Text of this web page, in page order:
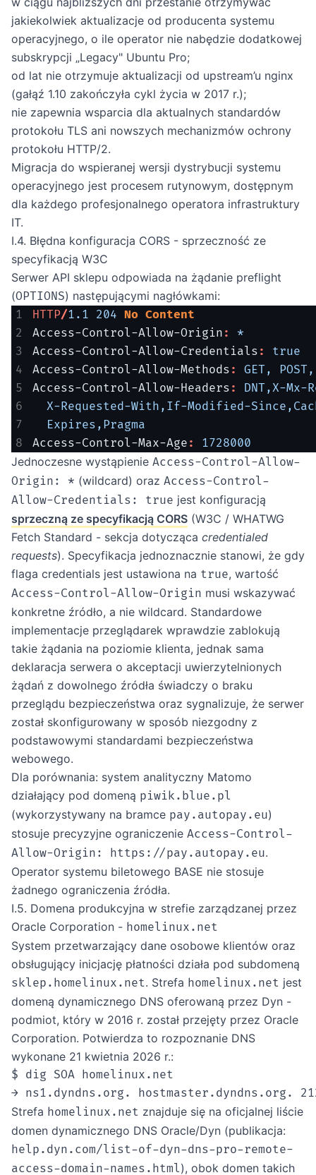
jakiekolwiek aktualizacje od producenta systemu
operacyjnego, o ile operator nie nabędzie dodatkowej
subskrypcji „Legacy" Ubuntu Pro;
od lat nie otrzymuje aktualizacji od upstream’u nginx
(gałąź 1.10 zakończyła cykl życia w 2017 r.);
nie zapewnia wsparcia dla aktualnych standardów
protokołu TLS ani nowszych mechanizmów ochrony
protokołu HTTP/2.
Migracja do wspieranej wersji dystrybucji systemu
operacyjnego jest procesem rutynowym, dostępnym
dla każdego profesjonalnego operatora infrastruktury
IT.
I.4. Błędna konfiguracja CORS - sprzeczność ze
specyfikacją W3C
Serwer API sklepu odpowiada na żądanie preflight
(OPTIONS) następującymi nagłówkami:
HTTP/1.1 204 No Content
Access-Control-Allow-Origin :
*
Access-Control-Allow-Credentials :
true
Access-Control-Allow-Methods :
GET,
Access-Control-Allow-Headers :
DNT,X-
X-Requested-With,If-Modified-
Expires,Pragma
Access-Control-Max-Age :
1728000
Jednoczesne wystąpienie Access-Control-Allow-
Origin: * (wildcard) oraz Access-Control-
Allow-Credentials: true jest konfiguracją
sprzeczną ze specyfikacją CORS (W3C / WHATWG
Fetch Standard - sekcja dotycząca credentialed
requests). Specyfikacja jednoznacznie stanowi, że gdy
flaga credentials jest ustawiona na true, wartość
Access-Control-Allow-Origin musi wskazywać
konkretne źródło, a nie wildcard. Standardowe
implementacje przeglądarek wprawdzie zablokują
takie żądania na poziomie klienta, jednak sama
deklaracja serwera o akceptacji uwierzytelnionych
żądań z dowolnego źródła świadczy o braku
przeglądu bezpieczeństwa oraz sygnalizuje, że serwer
został skonfigurowany w sposób niezgodny z
podstawowymi standardami bezpieczeństwa
webowego.
Dla porównania: system analityczny Matomo
działający pod domeną piwik.blue.pl
(wykorzystywany na bramce pay.autopay.eu)
stosuje precyzyjne ograniczenie Access-Control-
Allow-Origin: https://pay.autopay.eu.
Operator systemu biletowego BASE nie stosuje
żadnego ograniczenia źródła.
I.5. Domena produkcyjna w strefie zarządzanej przez
Oracle Corporation - homelinux.net
System przetwarzający dane osobowe klientów oraz
obsługujący inicjację płatności działa pod subdomeną
sklep.homelinux.net. Strefa homelinux.net jest
domeną dynamicznego DNS oferowaną przez Dyn -
podmiot, który w 2016 r. został przejęty przez Oracle
Corporation. Potwierdza to rozpoznanie DNS
wykonane 21 kwietnia 2026 r.:
$ dig SOA homelinux.net
Strefa homelinux.net znajduje się na oficjalnej liście
domen dynamicznego DNS Oracle/Dyn (publikacja:
help.dyn.com/list-of-dyn-dns-pro-remote-
access-domain-names.html), obok domen takich